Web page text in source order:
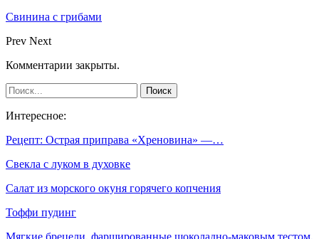
Свинина с грибами
Prev Next
Комментарии закрыты.
Интересное:
Рецепт: Острая приправа «Хреновина» —…
Свекла с луком в духовке
Салат из морского окуня горячего копчения
Тоффи пудинг